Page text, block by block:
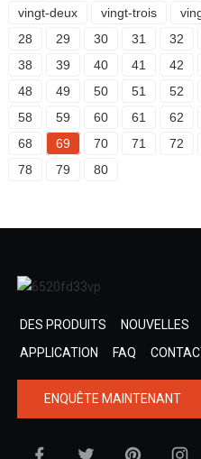
vingt-deux
vingt-trois
28
29 30 31 32
38
39 40 41 42
48
49 50 51 52
58
59 60 61 62
68
69 70 71 72
78
79 80
DES PRODUITS NOUVELLES
APPLICATION
FAQ
ENQUÊTE MAINTENANT